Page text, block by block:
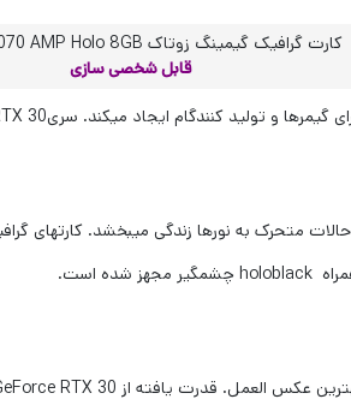
قابل شخصی سازی
گیمرها و تولید کنندگام ایجاد می‏کند. سری30
متحرک به نورها زندگی می‏بخشد. کارت‏های
holoblackچشمگیر مجهز شده است.
عکس العمل. قدرت یافته از RTX 30